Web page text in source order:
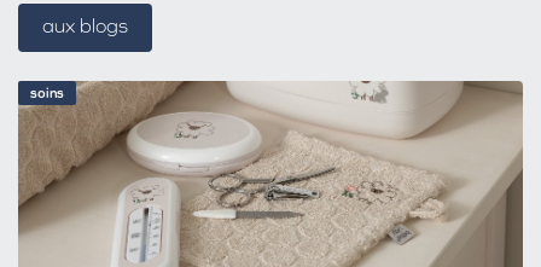
soins
aux blogs